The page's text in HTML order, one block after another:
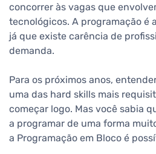
concorrer às vagas que
tecnológicos. A programação é
já que existe carência de
demanda.
Para os próximos anos,
uma das hard skills mais
começar logo. Mas você sabia
a programar de uma forma
a Programação em Bloco é